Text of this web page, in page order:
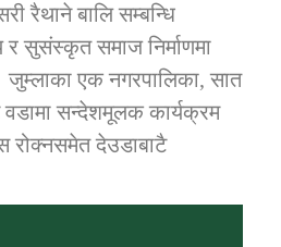
शिक्षालय जुम्लाको सुचना
रैथाने बालि सम्बन्धि
सुसंस्कृत समाज निर्माणमा
एक नगरपालिका, सात
सन्देशमूलक कार्यक्रम
रोक्नसमेत देउडाबाटै